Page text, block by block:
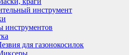
инструмент
инструментов
для газонокосилок